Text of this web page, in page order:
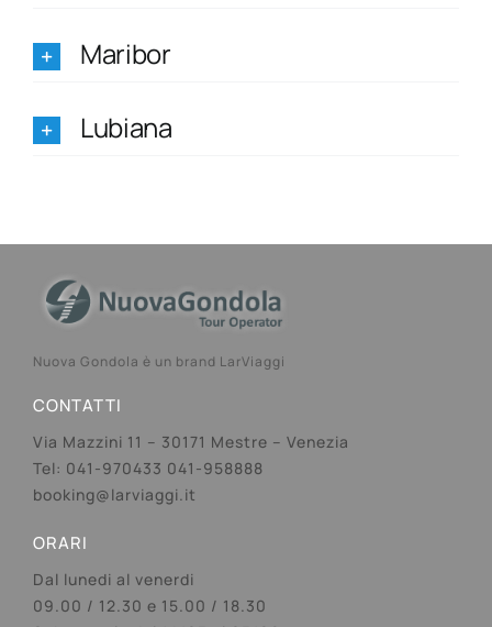
Maribor
Lubiana
Nuova Gondola è un brand LarViaggi
CONTATTI
Via Mazzini 11 – 30171 Mestre – Venezia
Tel: 041-970433 041-958888
booking@larviaggi.it
ORARI
Dal lunedi al venerdi
09.00 / 12.30 e 15.00 / 18.30